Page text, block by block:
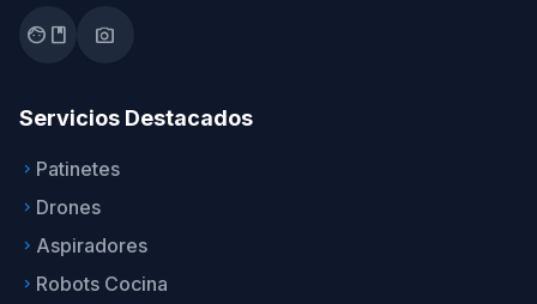
facebook photo_camera
Servicios Destacados
keyboard_arrow_right Patinetes
keyboard_arrow_right Drones
keyboard_arrow_right Aspiradores
keyboard_arrow_right Robots Cocina